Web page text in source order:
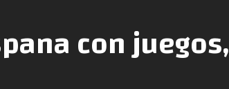
con juegos,